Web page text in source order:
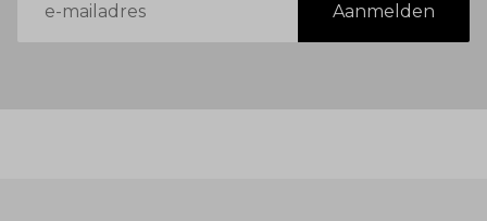
mailadres
Aanmelden